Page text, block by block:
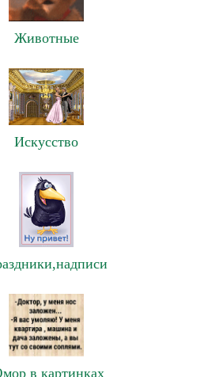
Животные
Искусство
в картинках